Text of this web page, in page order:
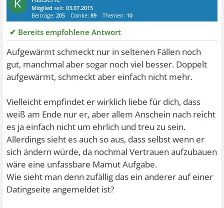
K Mitglied seit:03.07.2015
Beiträge:205 Danke:89 Themen: 10
✔ Bereits empfohlene Antwort
Aufgewärmt schmeckt nur in seltenen Fällen noch
gut, manchmal aber sogar noch viel besser. Doppelt
aufgewärmt, schmeckt aber einfach nicht mehr.
Vielleicht empfindet er wirklich liebe für dich, dass
weiß am Ende nur er, aber allem Anschein nach reicht
es ja einfach nicht um ehrlich und treu zu sein.
Allerdings sieht es auch so aus, dass selbst wenn er
sich ändern würde, da nochmal Vertrauen aufzubauen
wäre eine unfassbare Mamut Aufgabe.
Wie sieht man denn zufällig das ein anderer auf einer
Datingseite angemeldet ist?